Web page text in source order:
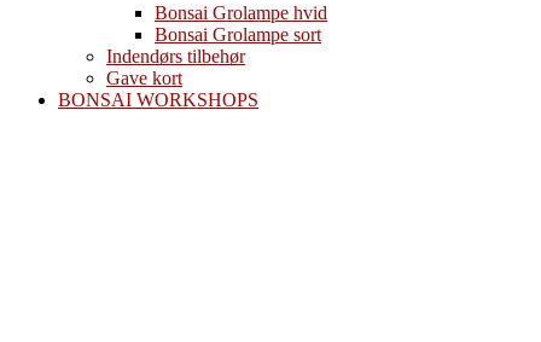
Bonsai Grolampe hvid
Bonsai Grolampe sort
Indendørs tilbehør
Gave kort
BONSAI WORKSHOPS